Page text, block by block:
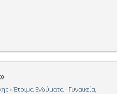
› Έτοιμα Ενδύματα - Γυναικεία,